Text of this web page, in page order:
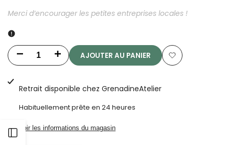
Ouvrir
Merci d’encourager les petites entreprises locales !
Diminuer
quantité
Carte
Augmenter
quantité
Carte
AJOUTER AU PANIER
Ajouter
Retrait disponible chez GrenadineAtelier
Habituellement prête en 24 heures
Voir les informations du magasin